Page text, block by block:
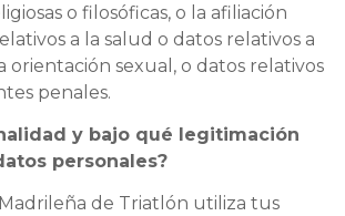
o filosóficas, o la afiliación
a la salud o datos relativos a
orientación sexual, o datos relativos
penales.
y bajo qué legitimación
personales?
Madrileña de Triatlón utiliza tus